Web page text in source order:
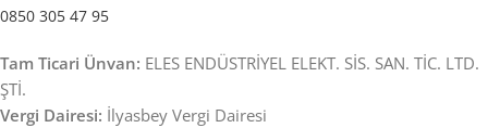
0850 305 47 95
Tam Ticari Ünvan: ELES ENDÜSTRİYEL ELEKT. SİS. SAN. TİC. LTD.
ŞTİ.
Vergi Dairesi: İlyasbey Vergi Dairesi